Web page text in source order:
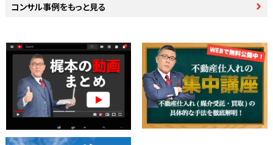
コンサル事例をもっと見る